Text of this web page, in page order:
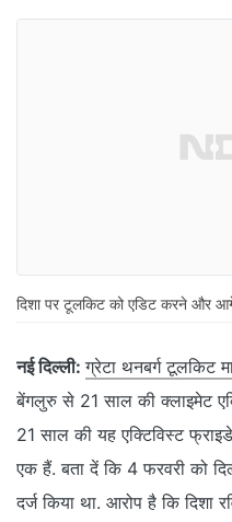
दिशा पर टूलकिट को एडिट करने और
नई दिल्ली: ग्रेटा थनबर्ग टूलकिट
बेंगलुरु से 21 साल की क्लाइमेट
21 साल की यह एक्टिविस्ट
एक हैं. बता दें कि 4 फरवरी को
दर्ज किया था. आरोप है कि दिशा